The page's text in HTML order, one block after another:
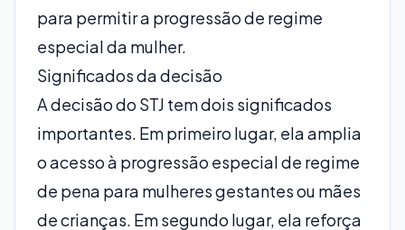
para permitir a progressão de regime
especial da mulher.
Significados da decisão
A decisão do STJ tem dois significados
importantes. Em primeiro lugar, ela amplia
o acesso à progressão especial de regime
de pena para mulheres gestantes ou mães
de crianças. Em segundo lugar, ela reforça